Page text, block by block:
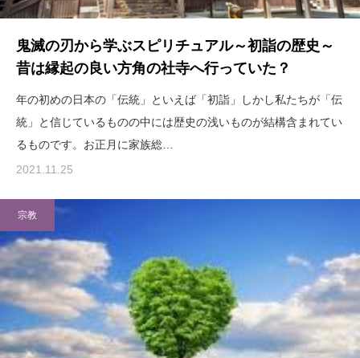
鬼滅の刃から学ぶスピリチュアル～初詣の歴史～
昔は縁起の良い方角の社寺へ行っていた？
年の初めの日本の「伝統」といえば「初詣」しかし私たちが「伝
統」と信じているものの中には歴史の浅いものが結構含まれてい
るものです。お正月に家族総…
2021.11.25
宗教